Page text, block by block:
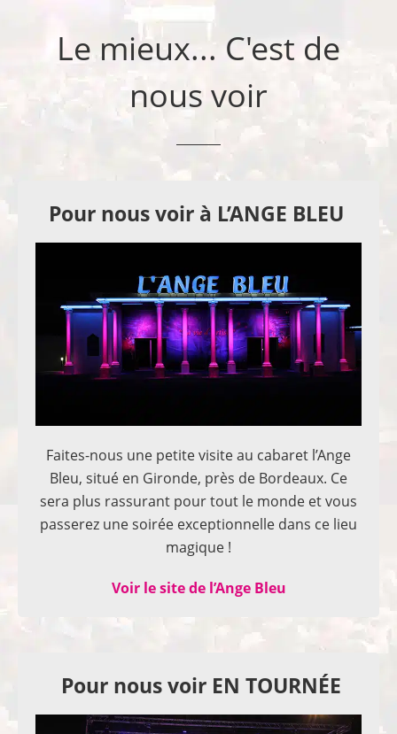
Le mieux... C'est de
nous voir
Pour nous voir à L’ANGE BLEU
Faites-nous une petite visite au cabaret l’Ange
Bleu, situé en Gironde, près de Bordeaux. Ce
sera plus rassurant pour tout le monde et vous
passerez une soirée exceptionnelle dans ce lieu
magique !
Voir le site de l’Ange Bleu
Pour nous voir EN TOURNÉE